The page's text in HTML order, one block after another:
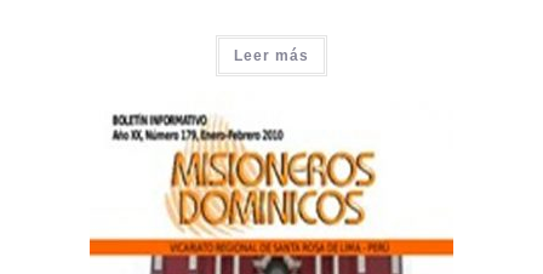
Leer más